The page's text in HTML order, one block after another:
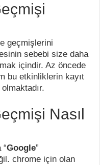
geçmişlerini
sebebi size daha
içindir. Az öncede
bu etkinliklerin kayıt
Nasıl
“Google”
chrome için olan